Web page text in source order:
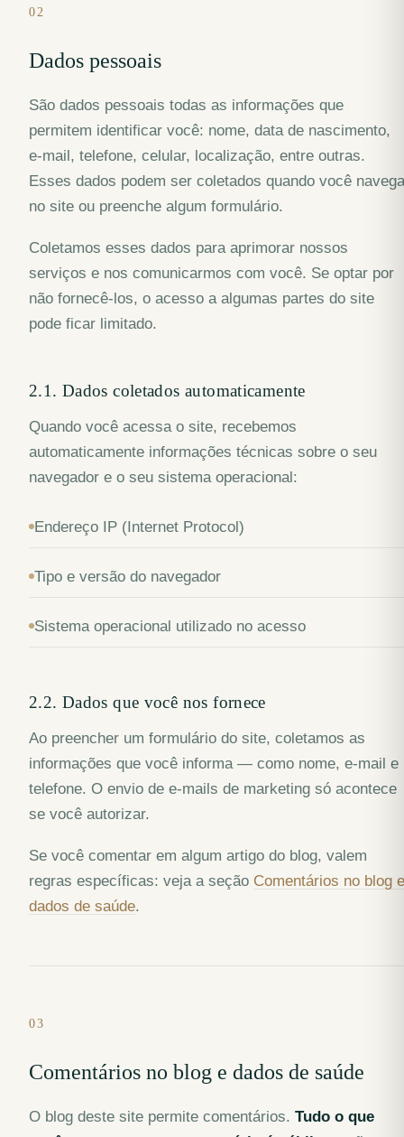
02
Dados pessoais
São dados pessoais todas as informações que
permitem identificar você: nome, data de nascimento,
e-mail, telefone, celular, localização, entre outras.
Esses dados podem ser coletados quando você navega
no site ou preenche algum formulário.
Coletamos esses dados para aprimorar nossos
serviços e nos comunicarmos com você. Se optar por
não fornecê-los, o acesso a algumas partes do site
pode ficar limitado.
2.1. Dados coletados automaticamente
Quando você acessa o site, recebemos
automaticamente informações técnicas sobre o seu
navegador e o seu sistema operacional:
Endereço IP (Internet Protocol)
Tipo e versão do navegador
Sistema operacional utilizado no acesso
2.2. Dados que você nos fornece
Ao preencher um formulário do site, coletamos as
informações que você informa — como nome, e-mail e
telefone. O envio de e-mails de marketing só acontece
se você autorizar.
Se você comentar em algum artigo do blog, valem
regras específicas: veja a seção Comentários no blog e
dados de saúde.
03
Comentários no blog e dados de saúde
O blog deste site permite comentários. Tudo o que